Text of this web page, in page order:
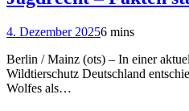
4. Dezember 20256 mins
Berlin / Mainz (ots) – In einer
Wildtierschutz Deutschland
Wolfes als…